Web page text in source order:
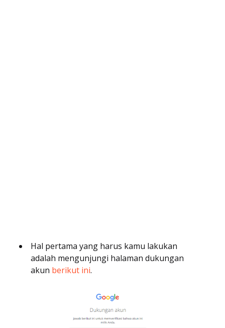
Hal pertama yang harus kamu lakukan
adalah mengunjungi halaman dukungan
akun berikut ini.